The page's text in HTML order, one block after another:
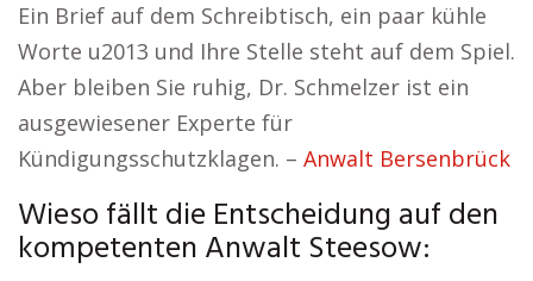
Ein Brief auf dem Schreibtisch, ein paar kühle
Worte u2013 und Ihre Stelle steht auf dem Spiel.
Aber bleiben Sie ruhig, Dr. Schmelzer ist ein
ausgewiesener Experte für
Kündigungsschutzklagen. – Anwalt Bersenbrück
Wieso fällt die Entscheidung auf den
kompetenten Anwalt Steesow: